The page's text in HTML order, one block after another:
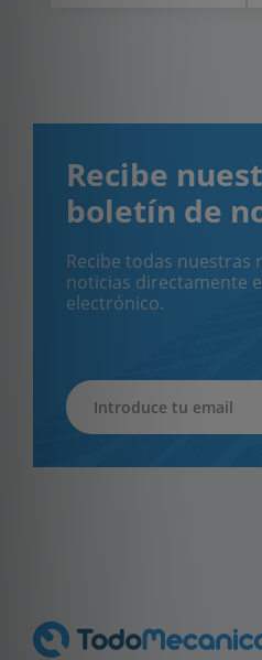
Recibe
boletín de
Recibe todas nuestras
noticias directamente
electrónico.